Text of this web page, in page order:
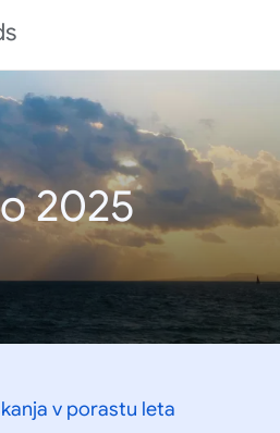
2025
v porastu leta